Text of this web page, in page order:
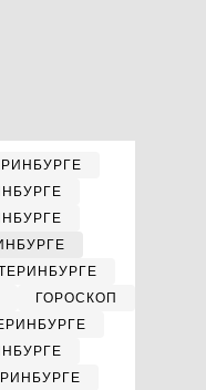
ГОРОСКОП